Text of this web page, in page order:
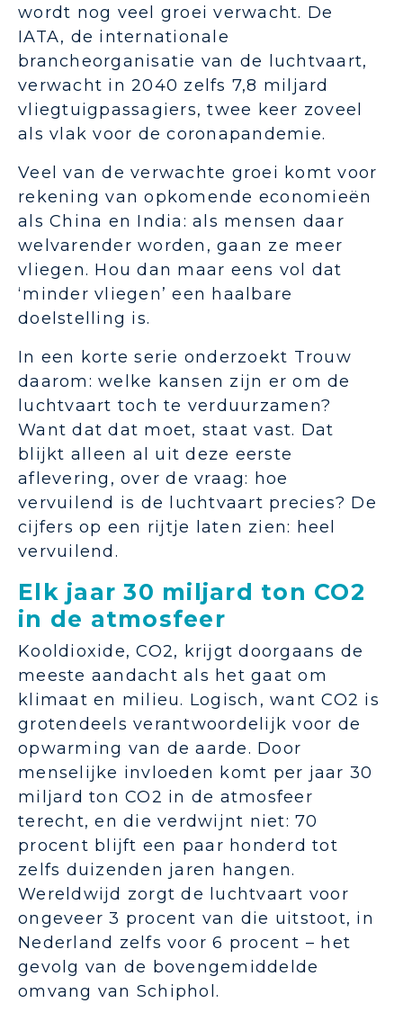
wordt nog veel groei verwacht. De
IATA, de internationale
brancheorganisatie van de luchtvaart,
verwacht in 2040 zelfs 7,8 miljard
vliegtuigpassagiers, twee keer zoveel
als vlak voor de coronapandemie.
Veel van de verwachte groei komt voor
rekening van opkomende economieën
als China en India: als mensen daar
welvarender worden, gaan ze meer
vliegen. Hou dan maar eens vol dat
‘minder vliegen’ een haalbare
doelstelling is.
In een korte serie onderzoekt Trouw
daarom: welke kansen zijn er om de
luchtvaart toch te verduurzamen?
Want dat dat moet, staat vast. Dat
blijkt alleen al uit deze eerste
aflevering, over de vraag: hoe
vervuilend is de luchtvaart precies? De
cijfers op een rijtje laten zien: heel
vervuilend.
Elk jaar 30 miljard ton CO2
in de atmosfeer
Kooldioxide, CO2, krijgt doorgaans de
meeste aandacht als het gaat om
klimaat en milieu. Logisch, want CO2 is
grotendeels verantwoordelijk voor de
opwarming van de aarde. Door
menselijke invloeden komt per jaar 30
miljard ton CO2 in de atmosfeer
terecht, en die verdwijnt niet: 70
procent blijft een paar honderd tot
zelfs duizenden jaren hangen.
Wereldwijd zorgt de luchtvaart voor
ongeveer 3 procent van die uitstoot, in
Nederland zelfs voor 6 procent – het
gevolg van de bovengemiddelde
omvang van Schiphol.